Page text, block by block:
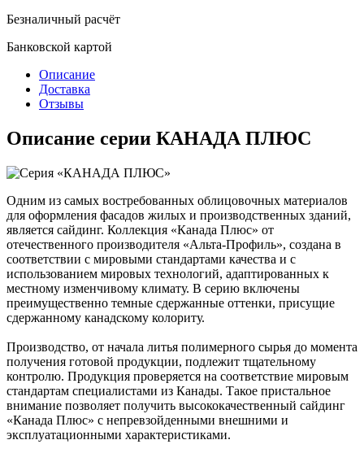
Безналичный расчёт
Банковской картой
Описание
Доставка
Отзывы
Описание серии КАНАДА ПЛЮС
Одним из самых востребованных облицовочных материалов
для оформления фасадов жилых и производственных зданий,
является сайдинг. Коллекция «Канада Плюс» от
отечественного производителя «Альта-Профиль», создана в
соответствии с мировыми стандартами качества и с
использованием мировых технологий, адаптированных к
местному изменчивому климату. В серию включены
преимущественно темные сдержанные оттенки, присущие
сдержанному канадскому колориту.
Производство, от начала литья полимерного сырья до момента
получения готовой продукции, подлежит тщательному
контролю. Продукция проверяется на соответствие мировым
стандартам специалистами из Канады. Такое пристальное
внимание позволяет получить высококачественный сайдинг
«Канада Плюс» с непревзойденными внешними и
эксплуатационными характеристиками.